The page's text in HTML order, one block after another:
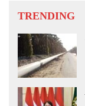
TRENDING